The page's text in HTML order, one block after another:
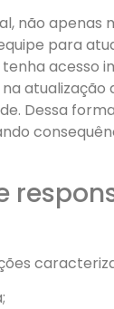
não apenas
para
acesso
Dessa